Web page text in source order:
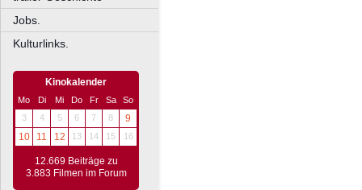
Jobs.
Kulturlinks.
Kinokalender
Mo Di Mi Do Fr Sa
So
3
4 5 6 7 8
9
10
11 12 13 14 15 16
12.669 Beiträge zu
3.883 Filmen im Forum